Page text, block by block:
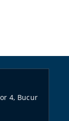
4, Bucur